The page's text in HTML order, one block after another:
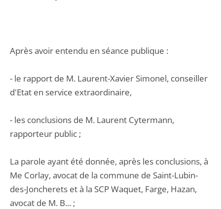
Après avoir entendu en séance publique :
- le rapport de M. Laurent-Xavier Simonel, conseiller
d'Etat en service extraordinaire,
- les conclusions de M. Laurent Cytermann,
rapporteur public ;
La parole ayant été donnée, après les conclusions, à
Me Corlay, avocat de la commune de Saint-Lubin-
des-Joncherets et à la SCP Waquet, Farge, Hazan,
avocat de M. B... ;